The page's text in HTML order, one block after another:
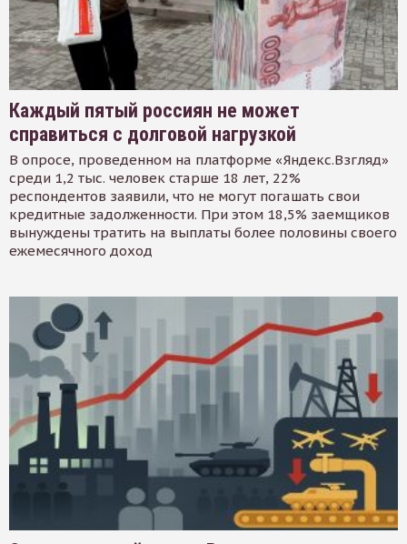
Каждый пятый россиян не может
справиться с долговой нагрузкой
В опросе, проведенном на платформе «Яндекс.Взгляд»
среди 1,2 тыс. человек старше 18 лет, 22%
респондентов заявили, что не могут погашать свои
кредитные задолженности. При этом 18,5% заемщиков
вынуждены тратить на выплаты более половины своего
ежемесячного доход